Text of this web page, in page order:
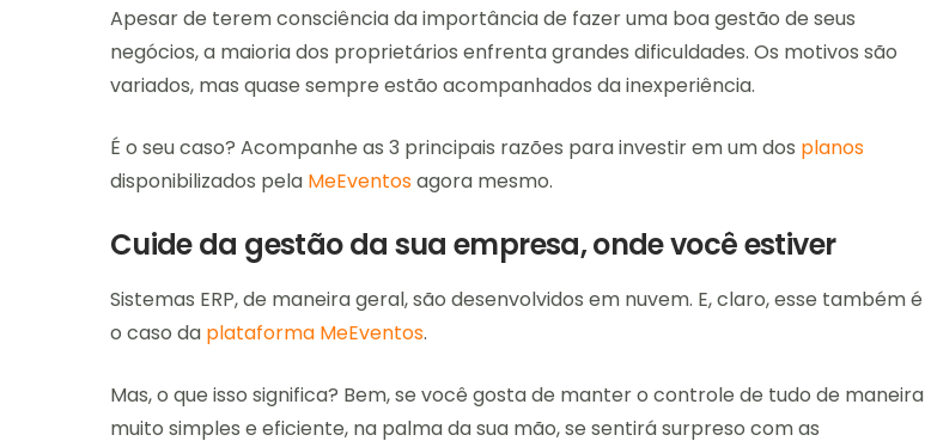
Apesar de terem consciência da importância de fazer uma boa gestão de seus
negócios, a maioria dos proprietários enfrenta grandes dificuldades. Os motivos são
variados, mas quase sempre estão acompanhados da inexperiência.
É o seu caso? Acompanhe as 3 principais razões para investir em um dos planos
disponibilizados pela MeEventosagora mesmo.
Cuide da gestão da sua empresa, onde você estiver
Sistemas ERP, de maneira geral, são desenvolvidos em nuvem. E, claro, esse também é
o caso da plataforma MeEventos.
Mas, o que isso significa? Bem, se você gosta de manter o controle de tudo de maneira
muito simples e eficiente, na palma da sua mão, se sentirá surpreso com as